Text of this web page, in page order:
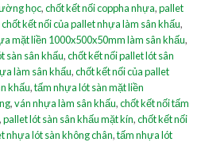
học,chốt kết nối coppha nhựa,pallet
chốt kết nối của pallet nhựa làm sân khấu,
mặt liền 1000x500x50mm làm sân khấu,
sàn sân khấu,chốt kết nối pallet lót sân
làm sân khấu,chốt kết nối của pallet
khấu,tấm nhựa lót sàn mặt liền
,ván nhựa làm sân khấu,chốt kết nối tấm
,pallet lót sàn sân khấu mặt kín,chốt kết nối
nhựa lót sàn không chân,tấm nhựa lót